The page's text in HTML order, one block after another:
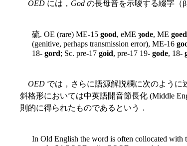
OED には， God の長母音を示唆する綴字（
硫. OE (rare) ME-15 good, eME ȝode, ME goed
(genitive, perhaps transmission error), ME-16
18- gord; Sc. pre-17 goid, pre-17 19- gode, 18-
OED では，さらに語源解説欄に次のように
斜格形においては中英語開音節長化 (Middle
則的に得られたものであるという．
In Old English the word is often collocated with